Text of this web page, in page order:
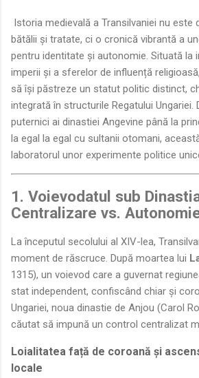
Istoria medievală a Transilvaniei nu este
bătălii și tratate, ci o cronică vibrantă a
pentru identitate și autonomie. Situată la
imperii și a sferelor de influență
să își păstreze un statut politic distinct,
integrată în structurile Regatului Ungariei.
puternici ai dinastiei Angevine până la
la egal la egal cu sultanii otomani,
laboratorul unor experimente politice
1. Voievodatul sub
Centralizare vs.
La începutul secolului al XIV-lea,
moment de răscruce. După moartea lui
1315), un voievod care a guvernat
stat independent, confiscând chiar și
Ungariei, noua dinastie de Anjou (Carol
căutat să impună un control centralizat
Loialitatea față de coroană și
locale